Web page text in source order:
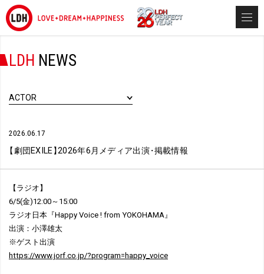
LDH NEWS
ACTOR
2026.06.17
【 劇団EXILE】2026年6月メディア出演・掲載情報
【ラジオ】
6/5(金)12:00～15:00
ラジオ日本『Happy Voice ! from YOKOHAMA』
出演：小澤雄太
※ゲスト出演
https://www.jorf.co.jp/?program=happy_voice